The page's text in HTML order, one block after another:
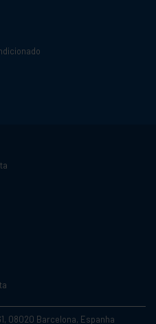
08020 Barcelona, Espanha